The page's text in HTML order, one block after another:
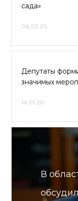
сада»
06.02.20
Депутаты
значимых
14.01.20
В